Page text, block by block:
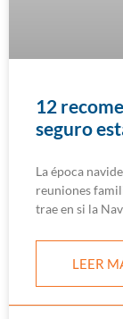
12
seguro
La época
reuniones
trae en si la
LEER